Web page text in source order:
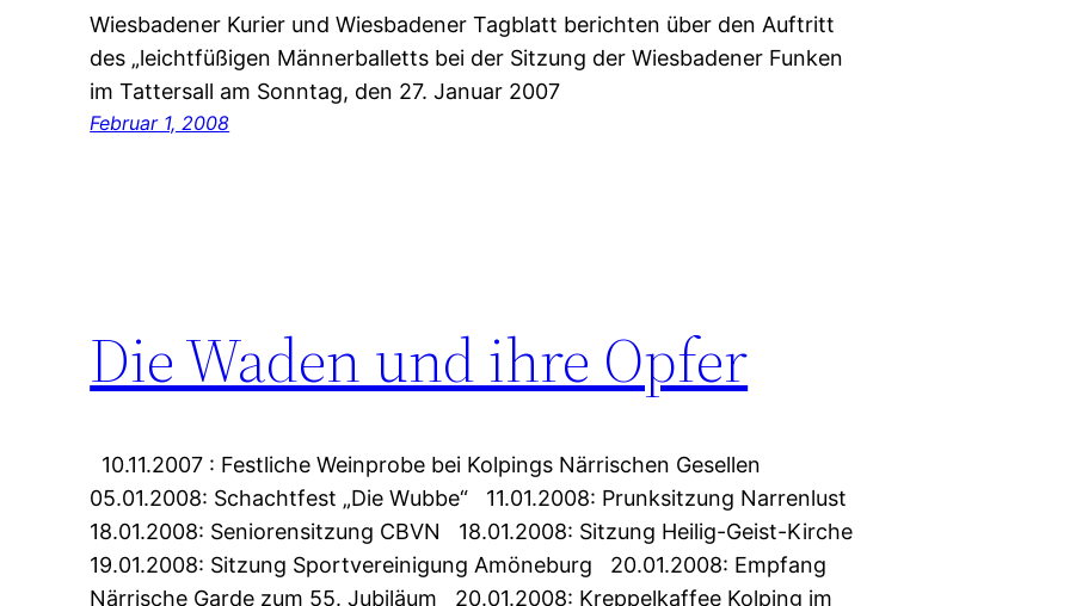
Wiesbadener Kurier und Wiesbadener Tagblatt berichten über den Auftritt
des „leichtfüßigen Männerballetts bei der Sitzung der Wiesbadener Funken
im Tattersall am Sonntag, den 27. Januar 2007
Februar 1, 2008
Die Waden und ihre Opfer
10.11.2007 : Festliche Weinprobe bei Kolpings Närrischen Gesellen
05.01.2008: Schachtfest „Die Wubbe“ 11.01.2008: Prunksitzung Narrenlust
18.01.2008: Seniorensitzung CBVN 18.01.2008: Sitzung Heilig-Geist-Kirche
19.01.2008: Sitzung Sportvereinigung Amöneburg 20.01.2008: Empfang
Närrische Garde zum 55. Jubiläum 20.01.2008: Kreppelkaffee Kolping im